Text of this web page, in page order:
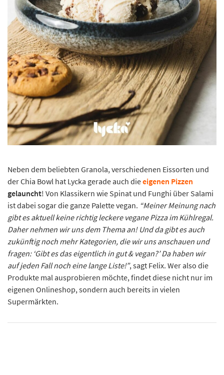
Neben dem beliebten Granola, verschiedenen Eissorten und
der Chia Bowl hat Lycka gerade auch dieeigenen Pizzen
gelauncht! Von Klassikern wie Spinat und Funghi über Salami
ist dabei sogar die ganze Palette vegan. “Meiner Meinung nach
gibt es aktuell keine richtig leckere vegane Pizza im Kühlregal.
Daher nehmen wir uns dem Thema an! Und da gibt es auch
zukünftig noch mehr Kategorien, die wir uns anschauen und
fragen: ‘Gibt es das eigentlich in gut & vegan?’ Da haben wir
auf jeden Fall noch eine lange Liste!”, sagt Felix. Wer also die
Produkte mal ausprobieren möchte, findet diese nicht nur im
eigenen Onlineshop, sondern auch bereits in vielen
Supermärkten.